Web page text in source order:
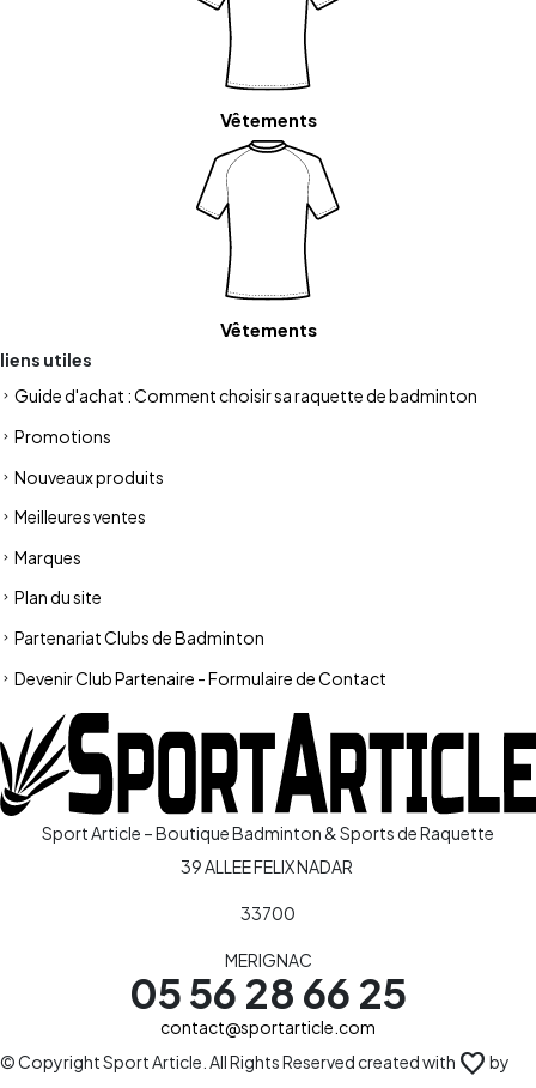
Vêtements
Vêtements
liens utiles
Guide d'achat : Comment choisir sa raquette de badminton
Promotions
Nouveaux produits
Meilleures ventes
Marques
Plan du site
Partenariat Clubs de Badminton
Devenir Club Partenaire - Formulaire de Contact
Sport Article – Boutique Badminton & Sports de Raquette
39 ALLEE FELIX NADAR
33700
MERIGNAC
05 56 28 66 25
contact@sportarticle.com
© Copyright Sport Article. All Rights Reserved created with favorite by